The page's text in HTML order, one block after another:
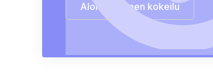
Aloita ilmainen kokeilu